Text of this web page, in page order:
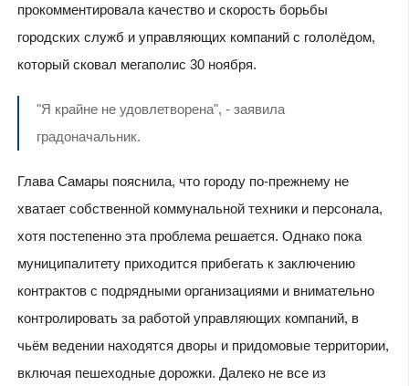
прокомментировала качество и скорость борьбы
городских служб и управляющих компаний с гололёдом,
который сковал мегаполис 30 ноября.
"Я крайне не удовлетворена", - заявила
градоначальник.
Глава Самары пояснила, что городу по-прежнему не
хватает собственной коммунальной техники и персонала,
хотя постепенно эта проблема решается. Однако пока
муниципалитету приходится прибегать к заключению
контрактов с подрядными организациями и внимательно
контролировать за работой управляющих компаний, в
чьём ведении находятся дворы и придомовые территории,
включая пешеходные дорожки. Далеко не все из